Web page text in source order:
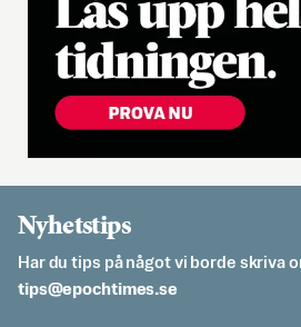
Nyhetstips
Har du tips på något vi borde skriva
es.semithcope@spit